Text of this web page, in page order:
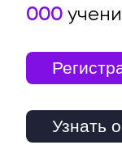
000
Узнать